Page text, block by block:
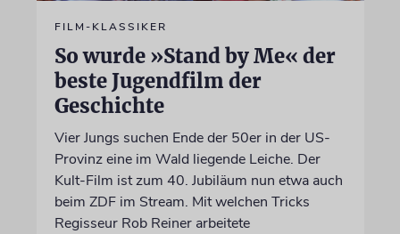
FILM-KLASSIKER
So wurde »Stand by Me« der
beste Jugendfilm der
Geschichte
Vier Jungs suchen Ende der 50er in der US-
Provinz eine im Wald liegende Leiche. Der
Kult-Film ist zum 40. Jubiläum nun etwa auch
beim ZDF im Stream. Mit welchen Tricks
Regisseur Rob Reiner arbeitete